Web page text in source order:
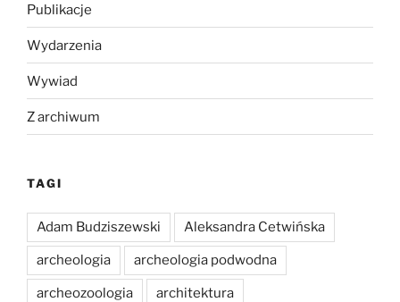
Publikacje
Wydarzenia
Wywiad
Z archiwum
TAGI
Adam Budziszewski Aleksandra Cetwińska
archeologia archeologia podwodna
archeozoologia architektura